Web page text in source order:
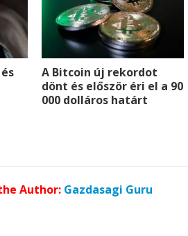
r
A Bitcoin új rekordot
dönt és először éri el a 90
000 dolláros határt
Author: Gazdasagi Guru